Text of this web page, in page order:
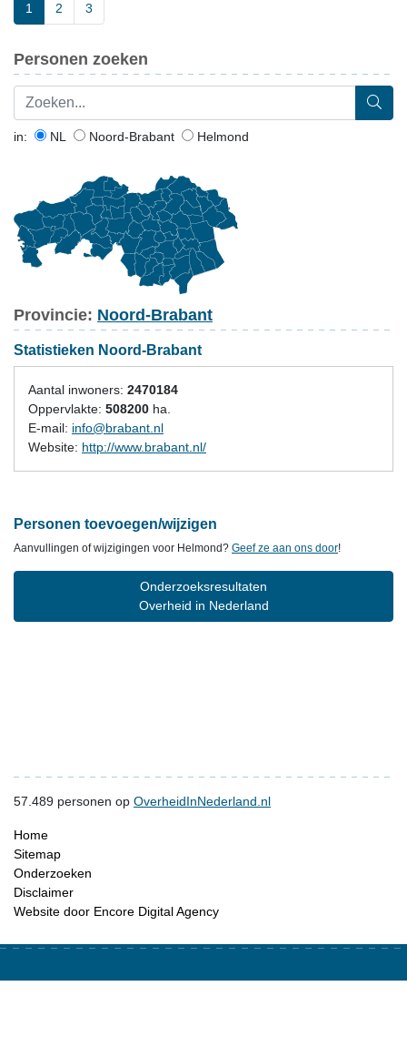
1 2 3
Personen zoeken
in: NL Noord-Brabant Helmond
Provincie: Noord-Brabant
Statistieken Noord-Brabant
Aantal inwoners: 2470184
Oppervlakte: 508200 ha.
E-mail: info@brabant.nl
Website: http://www.brabant.nl/
Personen toevoegen/wijzigen
Aanvullingen of wijzigingen voor Helmond? Geef ze aan ons door!
Onderzoeksresultaten
Overheid in Nederland
57.489 personen op OverheidInNederland.nl
Home
Sitemap
Onderzoeken
Disclaimer
Website door Encore Digital Agency